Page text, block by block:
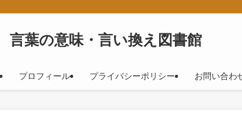
言葉の意味・言い換え図書館
プロフィール プライバシーポリシー お問い合わ